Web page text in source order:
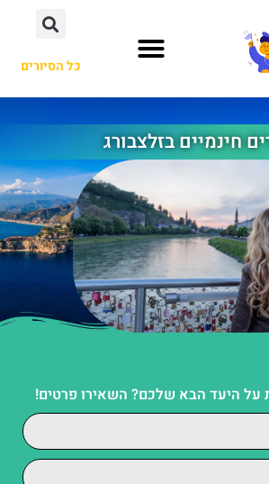
כל הסיורים
חינמיים בזלצבורג
על היעד הבא שלכם? השאירו פרטים!